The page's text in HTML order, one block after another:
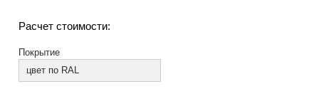
Расчет стоимости:
Покрытие
цвет по RAL